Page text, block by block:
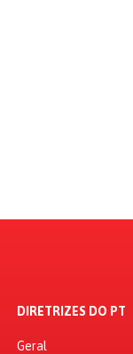
DIRETRIZES DO PT
Geral